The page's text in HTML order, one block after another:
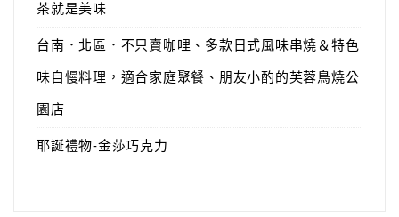
茶就是美味
台南．北區．不只賣咖哩、多款日式風味串燒＆特色
味自慢料理，適合家庭聚餐、朋友小酌的芙蓉鳥燒公
園店
耶誕禮物-金莎巧克力